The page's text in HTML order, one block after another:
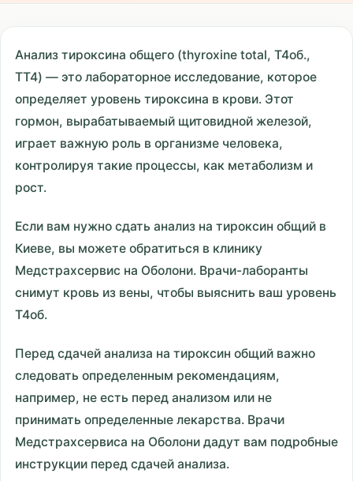
Анализ тироксина общего (thyroxine total, T4об.,
TT4) — это лабораторное исследование, которое
определяет уровень тироксина в крови. Этот
гормон, вырабатываемый щитовидной железой,
играет важную роль в организме человека,
контролируя такие процессы, как метаболизм и
рост.
Если вам нужно сдать анализ на тироксин общий в
Киеве, вы можете обратиться в клинику
Медстрахсервис на Оболони. Врачи-лаборанты
снимут кровь из вены, чтобы выяснить ваш уровень
T4об.
Перед сдачей анализа на тироксин общий важно
следовать определенным рекомендациям,
например, не есть перед анализом или не
принимать определенные лекарства. Врачи
Медстрахсервиса на Оболони дадут вам подробные
инструкции перед сдачей анализа.